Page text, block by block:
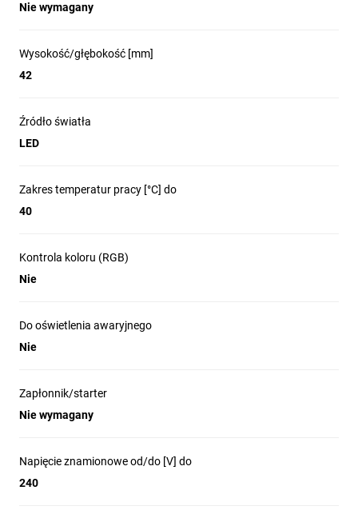
Nie wymagany
Wysokość/głębokość [mm]
42
Źródło światła
LED
Zakres temperatur pracy [°C] do
40
Kontrola koloru (RGB)
Nie
Do oświetlenia awaryjnego
Nie
Zapłonnik/starter
Nie wymagany
Napięcie znamionowe od/do [V] do
240